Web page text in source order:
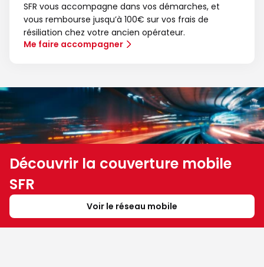
SFR vous accompagne dans vos démarches, et
vous rembourse jusqu’à 100€ sur vos frais de
résiliation chez votre ancien opérateur.
Me faire accompagner
Découvrir la couverture mobile
SFR
Voir le réseau mobile